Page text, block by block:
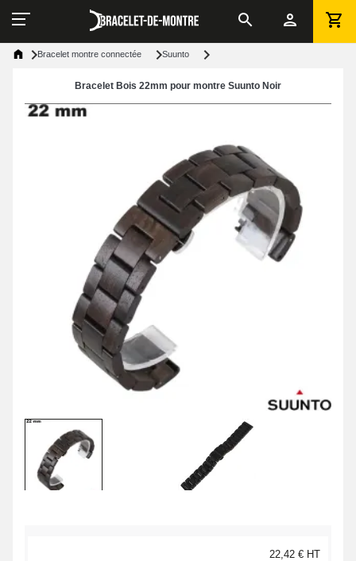
Bracelet montre connectée Suunto
Bracelet Bois 22mm pour montre Suunto Noir
22,42 € HT